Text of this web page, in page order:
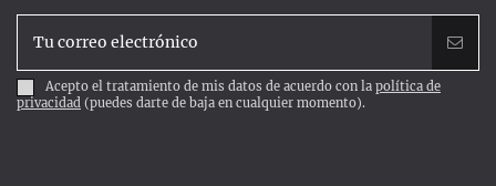
Acepto el tratamiento de mis datos de acuerdo con la política de
privacidad (puedes darte de baja en cualquier momento).